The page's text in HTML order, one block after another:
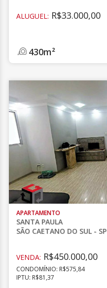
ALUGUEL: R$33.000,00
430m²
APARTAMENTO
SANTA PAULA
SÃO CAETANO DO SUL - SP
VENDA: R$450.000,00
CONDOMÍNIO: R$575,84
IPTU: R$81,37